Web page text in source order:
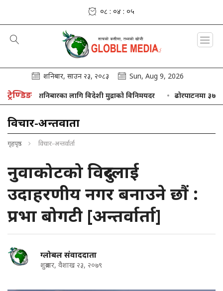
०८ : ०४ : ०५
शनिबार, साउन २३, २०८३ Sun, Aug 9, 2026
ट्रेण्डिङ
शनिबारका लागि विदेशी मुद्राको विनिमयदर ढोरपाटनमा ३७ हजार
विचार-अन्तर्वार्ता
गृहपृष्ठ विचार-अन्तर्वार्ता
नुवाकोटको विदुरलाई
उदाहरणीय नगर बनाउने छौं :
प्रभा बोगटी [अन्तर्वार्ता]
ग्लोबल संवाददाता
शुक्रबार, वैशाख २३, २०७९